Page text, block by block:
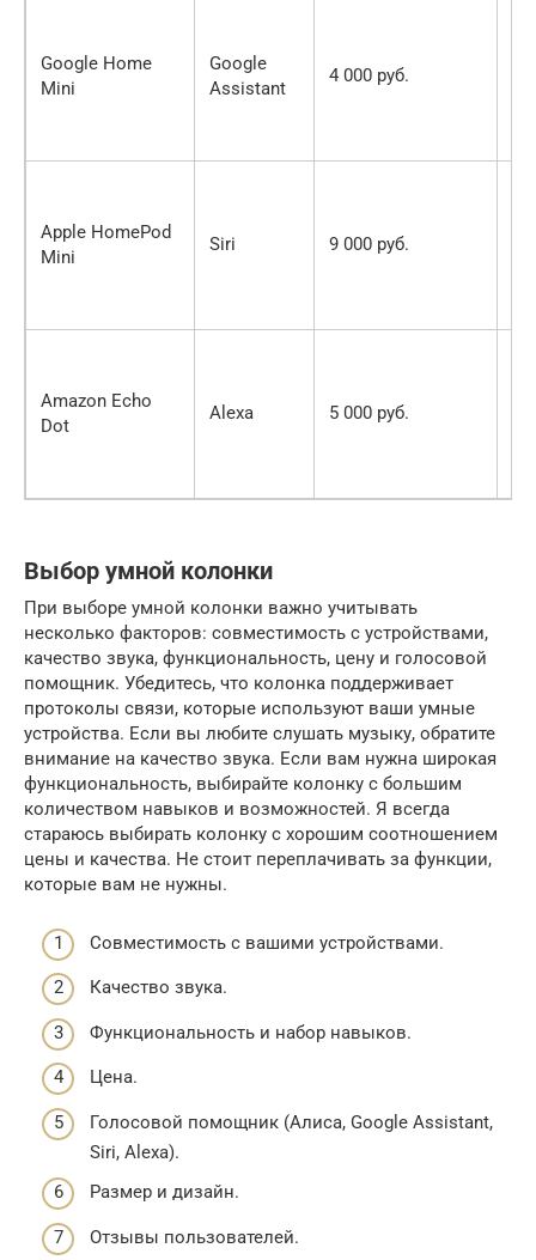
Google Home
Mini
Google
Assistant
4 000 руб.
Apple HomePod
Mini
Siri 9 000 руб.
Amazon Echo
Dot
Alexa 5 000 руб.
Выбор умной колонки
При выборе умной колонки важно учитывать
несколько факторов: совместимость с устройствами,
качество звука, функциональность, цену и голосовой
помощник. Убедитесь, что колонка поддерживает
протоколы связи, которые используют ваши умные
устройства. Если вы любите слушать музыку, обратите
внимание на качество звука. Если вам нужна широкая
функциональность, выбирайте колонку с большим
количеством навыков и возможностей. Я всегда
стараюсь выбирать колонку с хорошим соотношением
цены и качества. Не стоит переплачивать за функции,
которые вам не нужны.
Совместимость с вашими устройствами.
Качество звука.
Функциональность и набор навыков.
Цена.
Голосовой помощник (Алиса, Google Assistant,
Siri, Alexa).
Размер и дизайн.
Отзывы пользователей.